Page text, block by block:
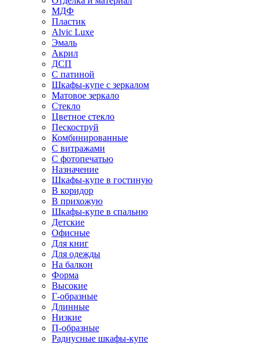
МДФ
Пластик
Alvic Luxe
Эмаль
Акрил
ДСП
С патиной
Шкафы-купе с зеркалом
Матовое зеркало
Стекло
Цветное стекло
Пескоструй
Комбинированные
С витражами
С фотопечатью
Назначение
Шкафы-купе в гостиную
В коридор
В прихожую
Шкафы-купе в спальню
Детские
Офисные
Для книг
Для одежды
На балкон
Форма
Высокие
Г-образные
Длинные
Низкие
П-образные
Радиусные шкафы-купе